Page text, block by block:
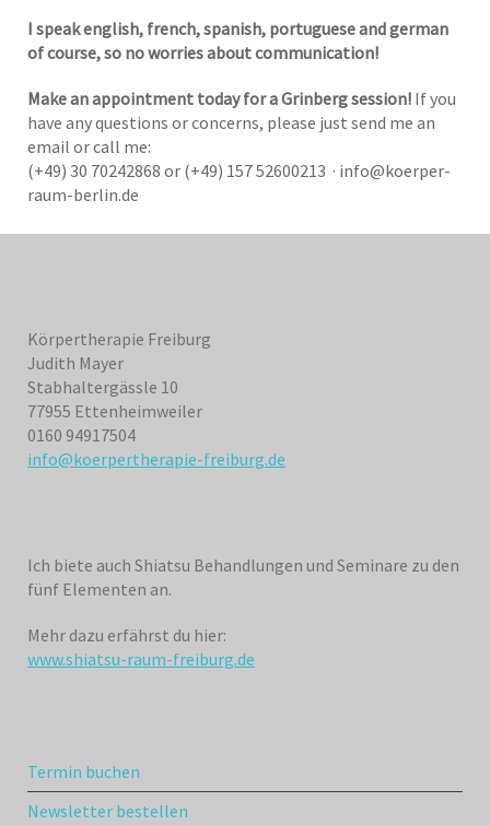
I speak english, french, spanish, portuguese and german
of course, so no worries about communication!
Make an appointment today for a Grinberg session! If you
have any questions or concerns, please just send me an
email or call me:
(+49) 30 70242868 or (+49) 157 52600213 · info@koerper-
raum-berlin.de
Körpertherapie Freiburg
Judith Mayer
Stabhaltergässle 10
77955 Ettenheimweiler
0160 94917504
info@koerpertherapie-freiburg.de
Ich biete auch Shiatsu Behandlungen und Seminare zu den
fünf Elementen an.
Mehr dazu erfährst du hier:
www.shiatsu-raum-freiburg.de
Termin buchen
Newsletter bestellen